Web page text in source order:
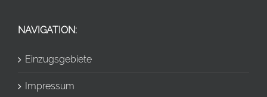
NAVIGATION:
Einzugsgebiete
Impressum